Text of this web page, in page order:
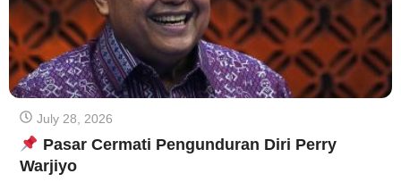
July 28, 2026
Pasar Cermati Pengunduran Diri Perry
Warjiyo